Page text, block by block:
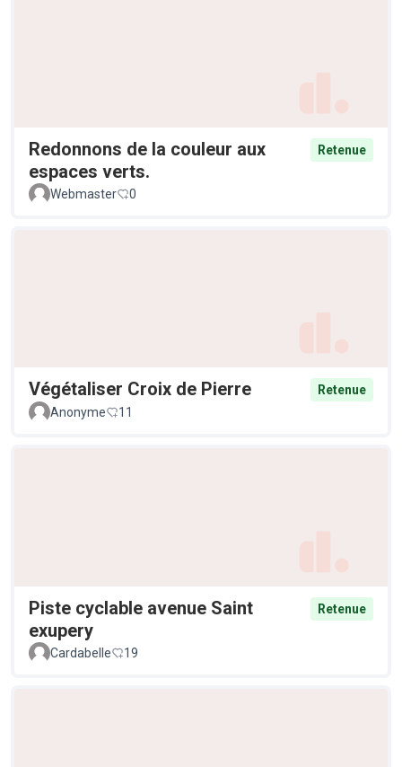
Redonnons de la couleur aux
espaces verts.
Retenue
Webmaster 0
Végétaliser Croix de Pierre
Retenue
Anonyme
11
Piste cyclable avenue Saint
exupery
Retenue
Cardabelle 19